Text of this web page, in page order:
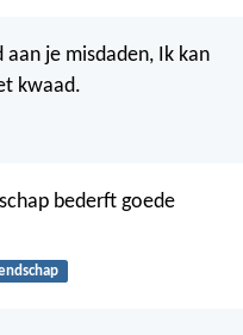
aan je misdaden, Ik kan
kwaad.
bederft goede